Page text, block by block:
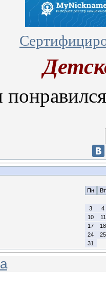
Пн
Вт
3
4
10
11
17
18
24
25
31